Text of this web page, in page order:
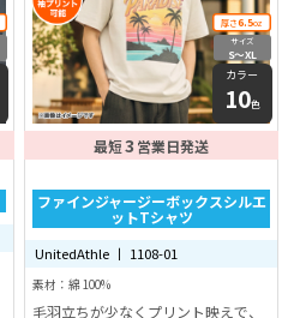
厚さ6.5oz
サイズ
S〜XL
カラー
10色
最短3 営業日発送
ファインジャージーボックスシルエ
ットTシャツ
UnitedAthle 丨 1108-01
素材：綿 100%
毛羽立ちが少なくプリント映えで、